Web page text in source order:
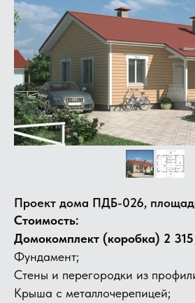
Проект дома ПДБ-026,
Стоимость:
Домокомплект (коробка) 2
Фундамент;
Стены и перегородки из
​Крыша с металлочерепицей;